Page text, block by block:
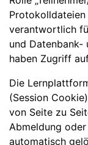
Protokolldateien
verantwortlich
und Datenbank-
haben Zugriff
Die
(Session
von Seite zu
Abmeldung
automatisch